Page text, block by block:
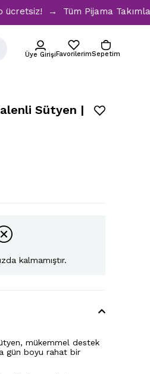
→ Tüm Pijama
Üye GirişiFavorilerimSepetim
Sütyen |
kalmamıştır.
mükemmel destek
gün boyu rahat bir